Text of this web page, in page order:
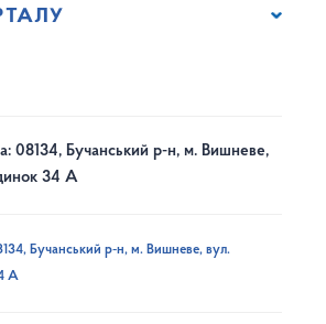
08134, Бучанський р-н, м. Вишневе,
34 А
Бучанський р-н, м. Вишневе, вул.
А